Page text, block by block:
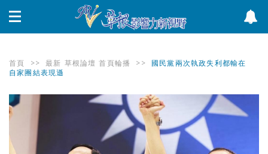
首頁 >> 最新 草根論壇 首頁輪播 >>
國民黨兩次執政失利都輸在
自家團結表現遜